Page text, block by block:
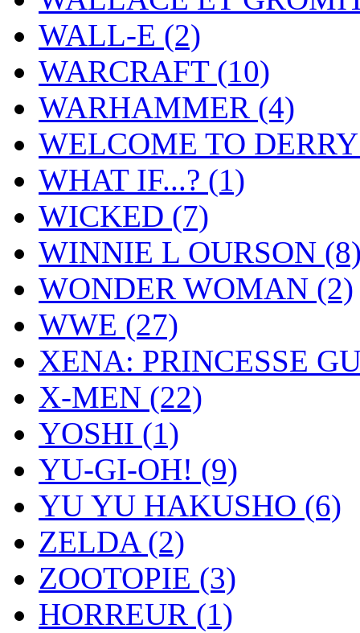
WALL-E (2)
WARCRAFT (10)
WARHAMMER (4)
WELCOME TO
WHAT IF...? (1)
WICKED (7)
WINNIE L OURSON
WONDER WOMAN (2)
WWE (27)
XENA: PRINCESSE
X-MEN (22)
YOSHI (1)
YU-GI-OH! (9)
YU YU HAKUSHO (6)
ZELDA (2)
ZOOTOPIE (3)
HORREUR (1)